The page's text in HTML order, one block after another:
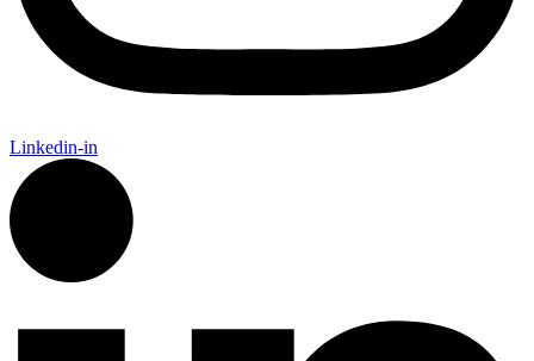
Linkedin-in